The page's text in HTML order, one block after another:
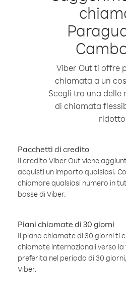
Viber Out ti offre
chiamata a un
Scegli tra una delle
di chiamata
Pacchetti di credito
Il credito Viber Out viene
acquisti un importo qualsiasi.
chiamare qualsiasi numero in
basse di Viber.
Piani chiamate di 30 giorni
Il piano chiamate di 30 giorni ti
chiamate internazionali verso
preferita nel periodo di 30
Viber.